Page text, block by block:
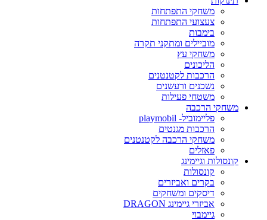
משחקי התפתחות
צעצועי התפתחות
בימבות
מוביילים ומתקני תקרה
משחקי עץ
הליכונים
הרכבות לקטנטנים
נשכנים ורעשנים
משטחי פעילות
משחקי הרכבה
פליימוביל- playmobil
הרכבות מגנטים
משחקי הרכבה לקטנטנים
פאזלים
קונסולות וגיימינג
קונסולות
בקרים ואביזרים
דיסקים ומשחקים
אביזרי גיימינג DRAGON
גיימבוי